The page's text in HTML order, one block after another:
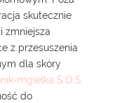
skutecznie
zmniejsza
z przesuszenia
dla skóry
mgiełka S.O.S.
do